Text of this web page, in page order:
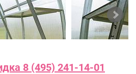
8 (495) 241-14-01